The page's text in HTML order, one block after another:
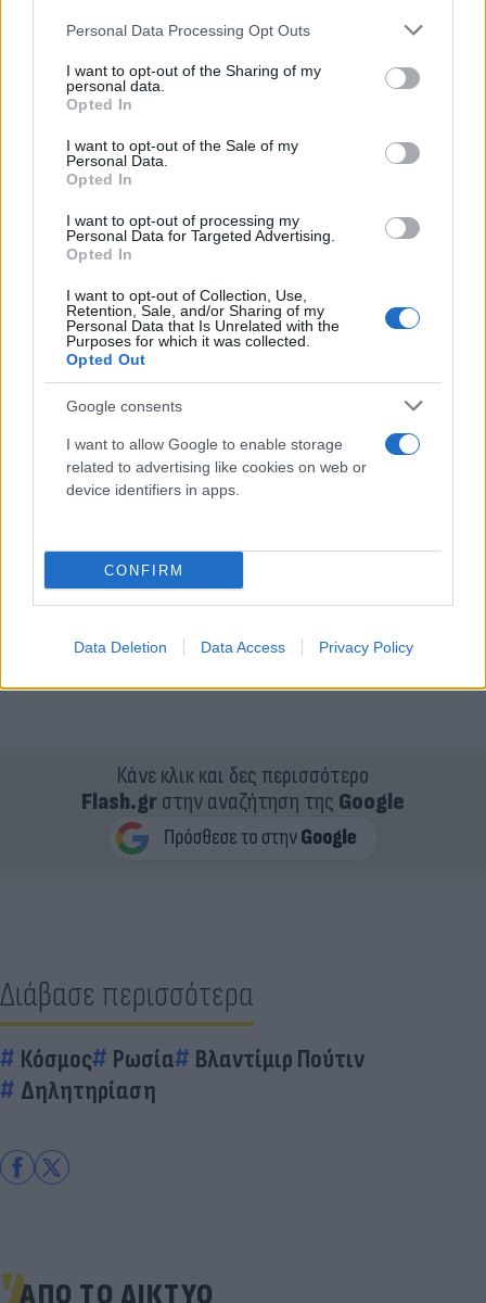
Please note that this website/app uses one or more Google
not limited to your visit or usage behaviour. You may click to
grant or deny consent to Google and its third-party tags to
use your data for below specified purposes in below Google
consent section.
Personal Data Processing Opt Outs
I want to opt-out of the Sharing of my
personal data.
Opted In
I want to opt-out of the Sale of my
Personal Data.
Opted In
I want to opt-out of processing my
Personal Data for Targeted Advertising.
Opted In
I want to opt-out of Collection, Use,
Retention, Sale, and/or Sharing of my
Personal Data that Is Unrelated with the
Purposes for which it was collected.
Opted Out
Google consents
I want to allow Google to enable storage
related to advertising like cookies on web or
device identifiers in apps.
CONFIRM
Data Deletion Data Access Privacy Policy
Κάνε κλικ και δες περισσότερο
Flash.grστην αναζήτηση της Google
Διάβασε περισσότερα
Κόσμος Ρωσία
Βλαντίμιρ Πούτιν
Δηλητηρίαση
ΑΠΟ ΤΟ ΔΙΚΤΥΟ